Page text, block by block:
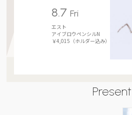
8.7 Fri
エスト
アイブロウペンシルN
￥4,015（ホルダー込み）
Present